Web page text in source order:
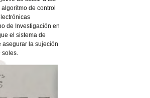
de control
de Investigación en
el sistema de
asegurar la sujeción
soles.